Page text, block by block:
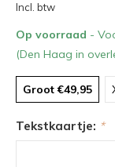
Incl. btw
Op voorraad -
(Den Haag in
Groot €49,95
Tekstkaartje: *